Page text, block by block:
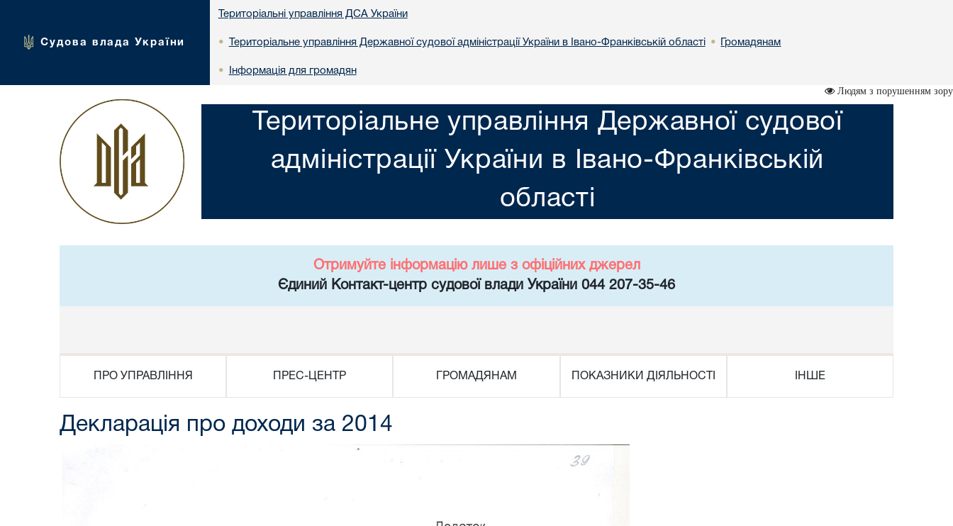
Судова влада України
Територіальні управління ДСА України
• Територіальне управління Державної судової адміністрації України в Iвано-Франкiвській областi • Громадянам
• Інформація для громадян
Людям з порушенням зору
Територіальне управління Державної судової
адміністрації України в Iвано-Франкiвській
областi
Отримуйте інформацію лише з офіційних джерел
Єдиний Контакт-центр судової влади України 044 207-35-46
ПРО УПРАВЛІННЯ ПРЕС-ЦЕНТР ГРОМАДЯНАМ ПОКАЗНИКИ ДІЯЛЬНОСТІ ІНШЕ
Декларація про доходи за 2014